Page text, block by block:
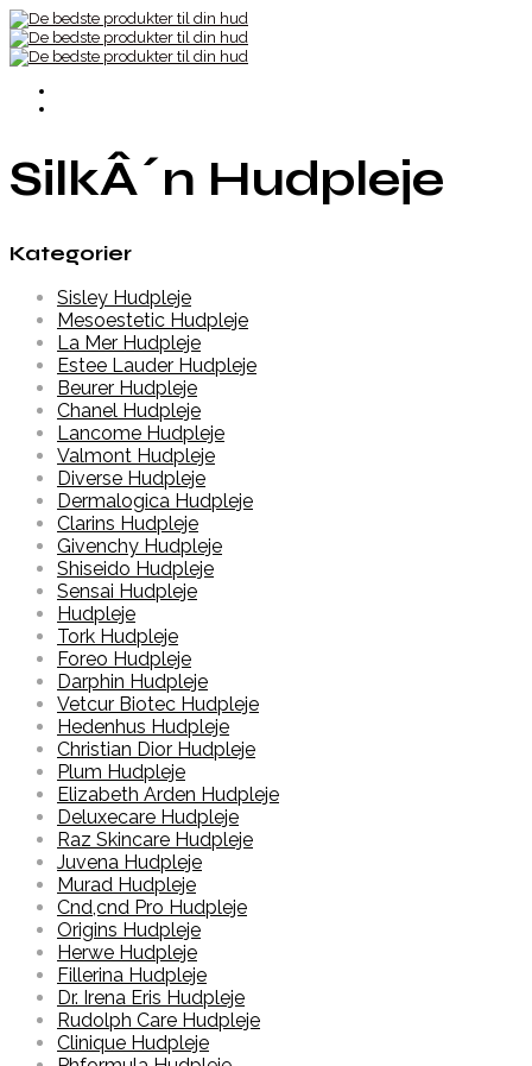
SilkÂ´n Hudpleje
Kategorier
Sisley Hudpleje
Mesoestetic Hudpleje
La Mer Hudpleje
Estee Lauder Hudpleje
Beurer Hudpleje
Chanel Hudpleje
Lancome Hudpleje
Valmont Hudpleje
Diverse Hudpleje
Dermalogica Hudpleje
Clarins Hudpleje
Givenchy Hudpleje
Shiseido Hudpleje
Sensai Hudpleje
Hudpleje
Tork Hudpleje
Foreo Hudpleje
Darphin Hudpleje
Vetcur Biotec Hudpleje
Hedenhus Hudpleje
Christian Dior Hudpleje
Plum Hudpleje
Elizabeth Arden Hudpleje
Deluxecare Hudpleje
Raz Skincare Hudpleje
Juvena Hudpleje
Murad Hudpleje
Cnd,cnd Pro Hudpleje
Origins Hudpleje
Herwe Hudpleje
Fillerina Hudpleje
Dr. Irena Eris Hudpleje
Rudolph Care Hudpleje
Clinique Hudpleje